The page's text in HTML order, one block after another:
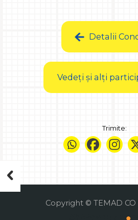
Detalii
Vedeți și alți
Trimite:
Copyright © TEMAD CO